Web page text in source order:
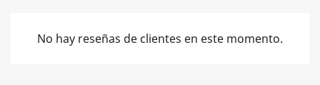
No hay reseñas de clientes en este momento.